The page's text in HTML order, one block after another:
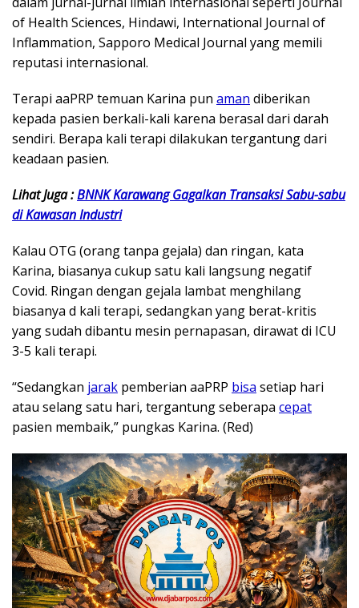
of Health Sciences, Hindawi, International Journal of
Inflammation, Sapporo Medical Journal yang memili
reputasi internasional.
Terapi aaPRP temuan Karina pun aman diberikan
kepada pasien berkali-kali karena berasal dari darah
sendiri. Berapa kali terapi dilakukan tergantung dari
keadaan pasien.
Lihat Juga :BNNK Karawang Gagalkan Transaksi Sabu-sabu
di Kawasan Industri
Kalau OTG (orang tanpa gejala) dan ringan, kata
Karina, biasanya cukup satu kali langsung negatif
Covid. Ringan dengan gejala lambat menghilang
biasanya d kali terapi, sedangkan yang berat-kritis
yang sudah dibantu mesin pernapasan, dirawat di ICU
3-5 kali terapi.
“Sedangkan jarak pemberian aaPRP bisa setiap hari
atau selang satu hari, tergantung seberapa cepat
pasien membaik,” pungkas Karina. (Red)